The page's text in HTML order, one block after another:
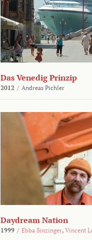
Das Venedig Prinzip
2012 / Andreas Pichler
Daydream Nation
1999 / Ebba Sinzinger, Vincent